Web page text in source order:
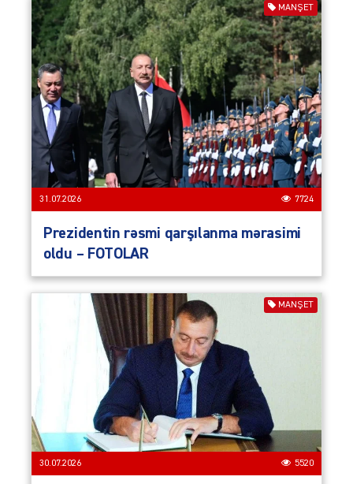
MANŞET
31.07.2026 7724
Prezidentin rəsmi qarşılanma mərasimi
oldu – FOTOLAR
MANŞET
30.07.2026 5520